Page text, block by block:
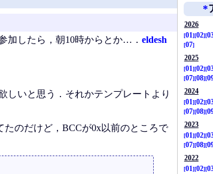
加したら，朝10時からとか…． eldesh
しいと思う．それかテンプレートより
たのだけど，BCCが0x以前のところで
*
2026
01
02
07
2025
01
02
07 08
2024
01
02
07 08
2023
01
02
07 08
2022
01
02